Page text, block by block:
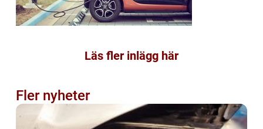
Läs fler inlägg här
Fler nyheter